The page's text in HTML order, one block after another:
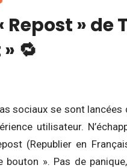
Repost » de
🔁
sociaux se sont
utilisateur.
(Republier en
». Pas de